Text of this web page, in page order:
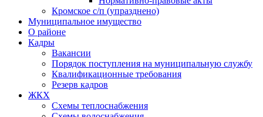
Кромское с/п (упразднено)
Муниципальное имущество
О районе
Кадры
Вакансии
Порядок поступления на муниципальную службу
Квалификационные требования
Резерв кадров
ЖКХ
Схемы теплоснабжения